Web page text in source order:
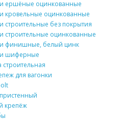
ершёные оцинкованные
кровельные оцинкованные
строительные без покрытия
строительные оцинкованные
финишные, белый цинк
шиферные
строительная
для вагонки
крепёж